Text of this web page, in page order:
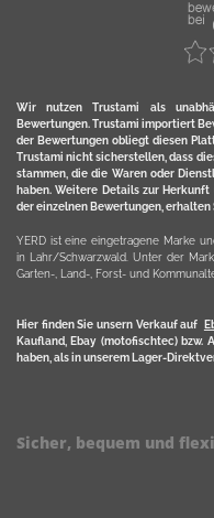
Wir nutzen Trustami als
Bewertungen. Trustami importiert
der Bewertungen obliegt diesen
Trustami nicht sicherstellen, dass
stammen, die die Waren oder
haben. Weitere Details zur
der einzelnen Bewertungen,
YERD ist eine eingetragene Marke
in Lahr/Schwarzwald. Unter der
Garten-, Land-, Forst- und
Hier finden Sie unsern Verkauf auf
Kaufland, Ebay (motofischtec) bzw.
haben, als in unserem Lager-
Sicher, bequem und